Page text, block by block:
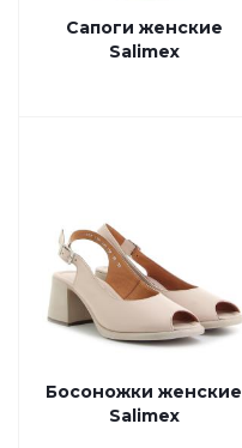
Сапоги женские
Salimex
Босоножки женские
Salimex